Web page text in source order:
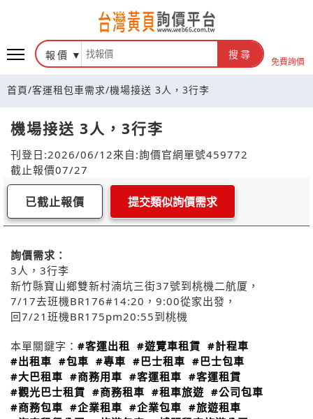
報價 搜尋
免費詢價
首頁/客運租包車需求/機場接送 3人，3行李
機場接送 3人，3行李
刊登日:2026/06/12來自:詢價官網單號459772
截止報價07/27
已截止報價 提交類似詢價需求
詢價需求：
3人，3行李
新竹縣寶山鄉雙新村湳坑三街37號到桃機二航厦，
7/17去班機BR176#14:20，9:00從家出發，
回7/21班機BR175pm20:55到桃機
本單關鍵字： #客運出租 #遊覽車租賃 #計程車
#出租車 #包車 #專車 #巴士租車 #巴士包車
#大巴租車 #商務用車 #客運租車 #客運租賃
#觀光巴士租賃 #商務租車 #租車旅遊 #公司包車
#商務包車 #企業租車 #企業包車 #旅遊租車